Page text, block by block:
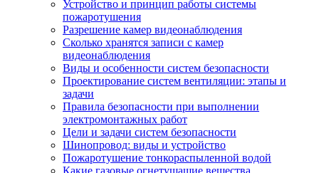
Устройство и принцип работы системы
пожаротушения
Разрешение камер видеонаблюдения
Сколько хранятся записи с камер
видеонаблюдения
Виды и особенности систем безопасности
Проектирование систем вентиляции: этапы и
задачи
Правила безопасности при выполнении
электромонтажных работ
Цели и задачи систем безопасности
Шинопровод: виды и устройство
Пожаротушение тонкораспыленной водой
Какие газовые огнетушащие вещества